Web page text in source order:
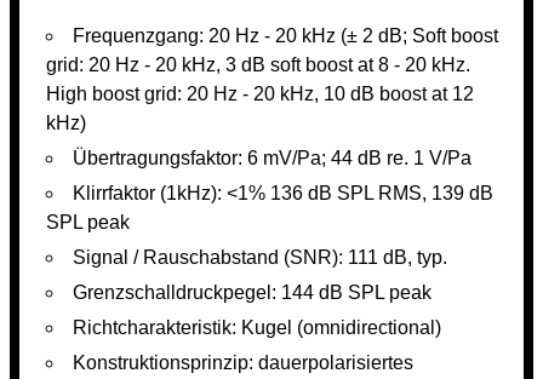
Frequenzgang: 20 Hz - 20 kHz (± 2 dB; Soft boost
grid: 20 Hz - 20 kHz, 3 dB soft boost at 8 - 20 kHz.
High boost grid: 20 Hz - 20 kHz, 10 dB boost at 12
kHz)
Übertragungsfaktor: 6 mV/Pa; 44 dB re. 1 V/Pa
Klirrfaktor (1kHz): <1% 136 dB SPL RMS, 139 dB
SPL peak
Signal / Rauschabstand (SNR): 111 dB, typ.
Grenzschalldruckpegel: 144 dB SPL peak
Richtcharakteristik: Kugel (omnidirectional)
Konstruktionsprinzip: dauerpolarisiertes